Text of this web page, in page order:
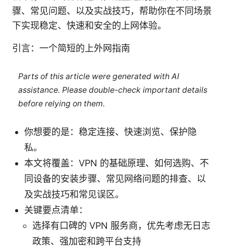
骤、常见问题、以及实战技巧，帮助你在不同场景
下实现稳定、快速和安全的上网体验。
引言：一个简短的上外网指南
Parts of this article were generated with AI
assistance. Please double-check important details
before relying on them.
你想要的是：稳定连接、快速浏览、保护隐
私。
本文将覆盖：VPN 的基础原理、如何选购、不
同设备的安装步骤、常见网络问题的排查、以
及实战技巧和常见误区。
关键要点清单：
选择有口碑的 VPN 服务商，优先考虑无日志
政策、强加密和跨平台支持